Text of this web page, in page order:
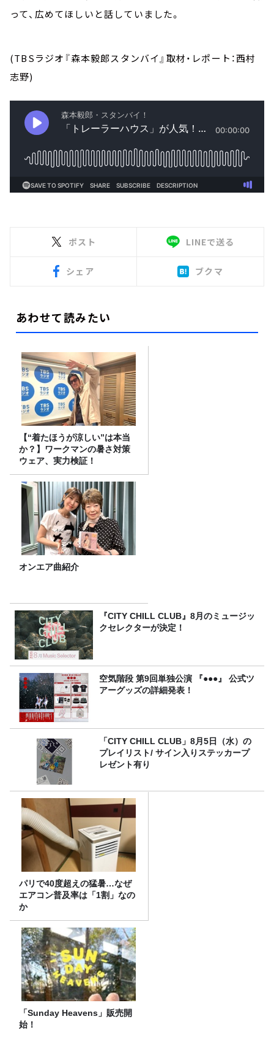
って、広めてほしいと話していました。
(TBSラジオ『森本毅郎スタンバイ』取材・レポート：西村
志野)
ポスト LINEで送る
シェア ブクマ
あわせて読みたい
【“着たほうが涼しい”は本当
か？】ワークマンの暑さ対策
ウェア、実力検証！
オンエア曲紹介
『CITY CHILL CLUB』8月のミュージッ
クセレクターが決定！
空気階段 第9回単独公演 『●●●』 公式ツ
アーグッズの詳細発表！
「CITY CHILL CLUB」8月5日（水）の
プレイリスト/ サイン入りステッカープ
レゼント有り
パリで40度超えの猛暑…なぜ
エアコン普及率は「1割」なの
か
「Sunday Heavens」販売開
始！